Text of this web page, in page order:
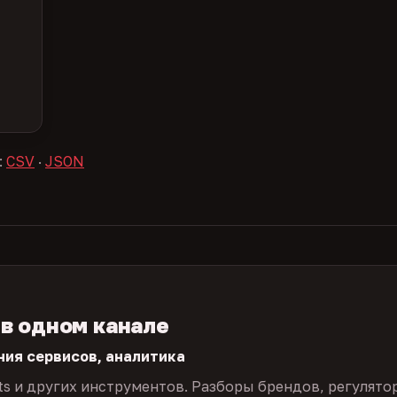
CSV · JSON
одном канале
сервисов, аналитика
и других инструментов. Разборы брендов,